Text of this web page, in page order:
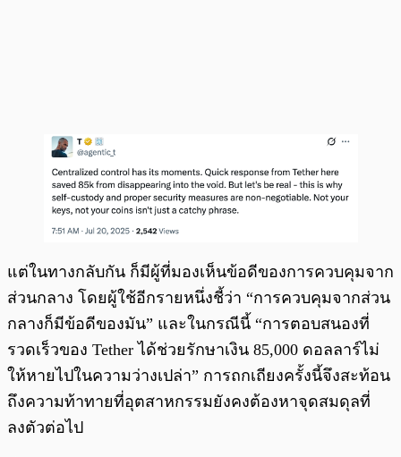
แต่ในทางกลับกัน ก็มีผู้ที่มองเห็นข้อดีของการควบคุมจาก
ส่วนกลาง โดยผู้ใช้อีกรายหนึ่งชี้ว่า “การควบคุมจากส่วน
กลางก็มีข้อดีของมัน” และในกรณีนี้ “การตอบสนองที่
รวดเร็วของ Tether ได้ช่วยรักษาเงิน 85,000 ดอลลาร์ไม่
ให้หายไปในความว่างเปล่า” การถกเถียงครั้งนี้จึงสะท้อน
ถึงความท้าทายที่อุตสาหกรรมยังคงต้องหาจุดสมดุลที่
ลงตัวต่อไป